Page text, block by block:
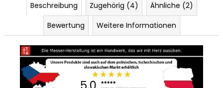
Bewertung
Weitere Informationen